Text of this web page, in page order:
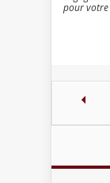
pour votre